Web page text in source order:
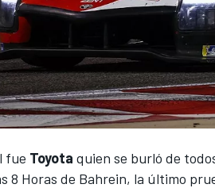
fue Toyota quien se burló de
8 Horas de Bahrein, la último